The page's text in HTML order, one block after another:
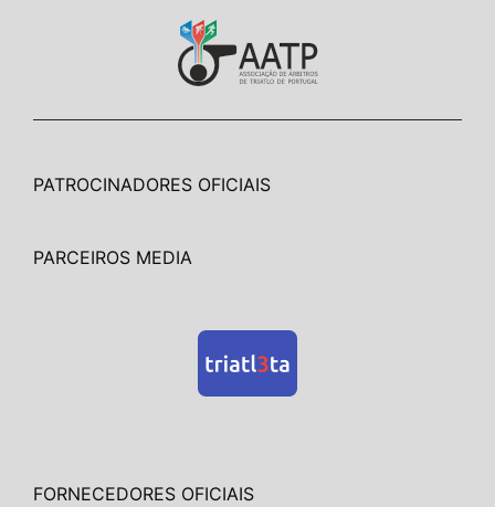
PATROCINADORES OFICIAIS
PARCEIROS MEDIA
FORNECEDORES OFICIAIS